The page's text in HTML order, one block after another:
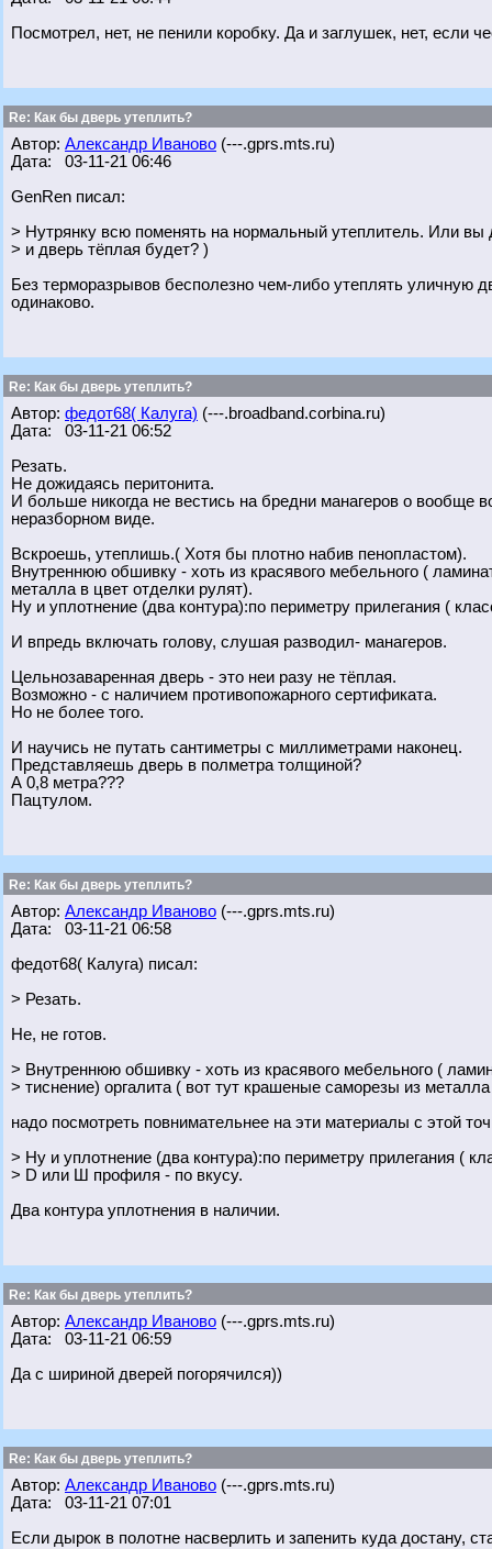
Посмотрел, нет, не пенили коробку. Да и заглушек, нет, если
Re: Как бы дверь утеплить?
Автор: Александр Иваново (---.gprs.mts.ru)
Дата: 03-11-21 06:46
GenRen писал:
> Нутрянку всю поменять на нормальный утеплитель. Или вы
> и дверь тёплая будет? )
Без терморазрывов бесполезно чем-либо утеплять уличную
одинаково.
Re: Как бы дверь утеплить?
Автор: федот68( Калуга) (---.broadband.corbina.ru)
Дата: 03-11-21 06:52
Резать.
Не дожидаясь перитонита.
И больше никогда не вестись на бредни манагеров о вообще
неразборном виде.
Вскроешь, утеплишь.( Хотя бы плотно набив пенопластом).
Внутреннюю обшивку - хоть из красявого мебельного (
металла в цвет отделки рулят).
Ну и уплотнение (два контура):по периметру прилегания (
И впредь включать голову, слушая разводил- манагеров.
Цельнозаваренная дверь - это неи разу не тёплая.
Возможно - с наличием противопожарного сертификата.
Но не более того.
И научись не путать сантиметры с миллиметрами наконец.
Представляешь дверь в полметра толщиной?
А 0,8 метра???
Пацтулом.
Re: Как бы дверь утеплить?
Автор: Александр Иваново (---.gprs.mts.ru)
Дата: 03-11-21 06:58
федот68( Калуга) писал:
> Резать.
Не, не готов.
> Внутреннюю обшивку - хоть из красявого мебельного (
> тиснение) оргалита ( вот тут крашеные саморезы из
надо посмотреть повнимательнее на эти материалы с этой
> Ну и уплотнение (два контура):по периметру прилегания (
> D или Ш профиля - по вкусу.
Два контура уплотнения в наличии.
Re: Как бы дверь утеплить?
Автор: Александр Иваново (---.gprs.mts.ru)
Дата: 03-11-21 06:59
Да с шириной дверей погорячился))
Re: Как бы дверь утеплить?
Автор: Александр Иваново (---.gprs.mts.ru)
Дата: 03-11-21 07:01
Если дырок в полотне насверлить и запенить куда достану,